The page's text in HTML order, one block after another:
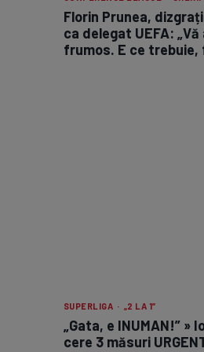
Florin Prunea,
ca delegat UEFA:
frumos. E ce trebuie,
SUPERLIGA · „2 LA 1”
„Gata, e INUMAN!” »
cere 3 măsuri